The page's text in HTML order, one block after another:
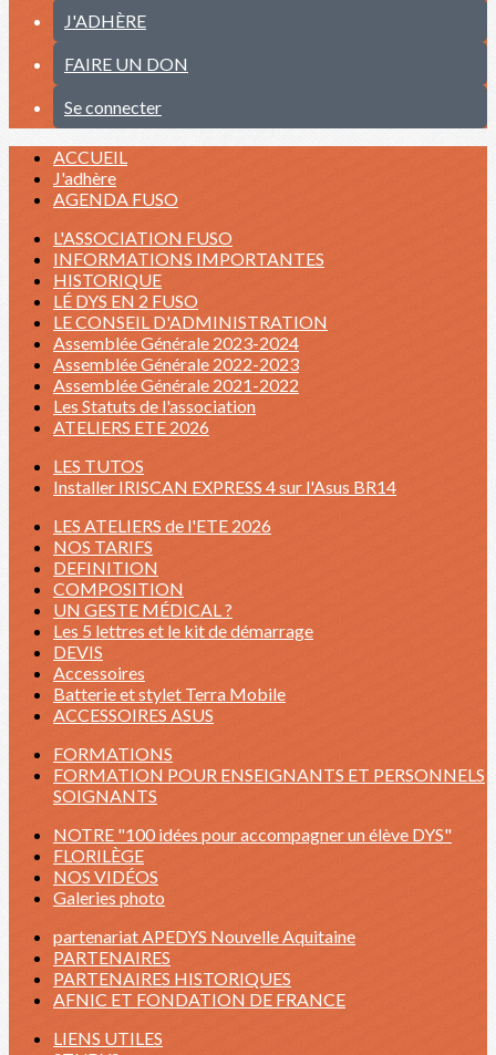
J'ADHÈRE
FAIRE UN DON
Se connecter
ACCUEIL
J'adhère
AGENDA FUSO
L'ASSOCIATION FUSO
INFORMATIONS IMPORTANTES
HISTORIQUE
LÉ DYS EN 2 FUSO
LE CONSEIL D'ADMINISTRATION
Assemblée Générale 2023-2024
Assemblée Générale 2022-2023
Assemblée Générale 2021-2022
Les Statuts de l'association
ATELIERS ETE 2026
LES TUTOS
Installer IRISCAN EXPRESS 4 sur l'Asus BR14
LES ATELIERS de l'ETE 2026
NOS TARIFS
DEFINITION
COMPOSITION
UN GESTE MÉDICAL ?
Les 5 lettres et le kit de démarrage
DEVIS
Accessoires
Batterie et stylet Terra Mobile
ACCESSOIRES ASUS
FORMATIONS
FORMATION POUR ENSEIGNANTS ET PERSONNELS
SOIGNANTS
NOTRE "100 idées pour accompagner un élève DYS"
FLORILÈGE
NOS VIDÉOS
Galeries photo
partenariat APEDYS Nouvelle Aquitaine
PARTENAIRES
PARTENAIRES HISTORIQUES
AFNIC ET FONDATION DE FRANCE
LIENS UTILES